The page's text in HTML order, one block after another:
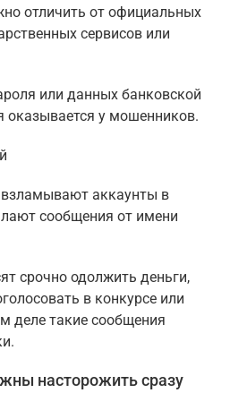
отличить от официальных
сервисов или
или данных банковской
оказывается у мошенников.
аккаунты в
сообщения от имени
срочно одолжить деньги,
в конкурсе или
деле такие сообщения
насторожить сразу